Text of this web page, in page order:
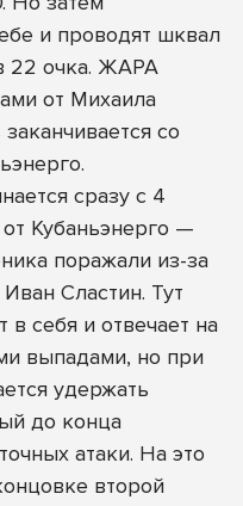
и проводят шквал
22 очка. ЖАРА
от Михаила
со
сразу с 4
Кубаньэнерго —
поражали из-за
Сластин. Тут
себя и отвечает на
выпадами, но при
удержать
до конца
атаки. На это
второй